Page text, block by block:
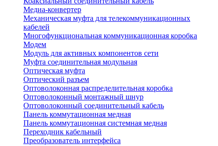
Медиа-конвертер
Механическая муфта для телекоммуникационных
кабелей
Многофункциональная коммуникационная коробка
Модем
Модуль для активных компонентов сети
Муфта соединительная модульная
Оптическая муфта
Оптический разъем
Оптоволоконная распределительная коробка
Оптоволоконный монтажный шнур
Оптоволоконный соединительный кабель
Панель коммутационная медная
Панель коммутационная системная медная
Переходник кабельный
Преобразователь интерфейса